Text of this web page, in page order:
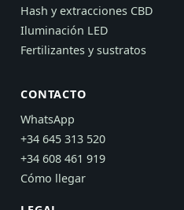
Hash y extracciones CBD
Iluminación LED
Fertilizantes y sustratos
CONTACTO
WhatsApp
+34 645 313 520
+34 608 461 919
Cómo llegar